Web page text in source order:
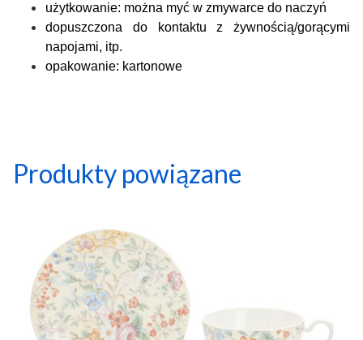
użytkowanie: można myć w zmywarce do naczyń
dopuszczona do kontaktu z żywnością/gorącymi
napojami, itp.
opakowanie: kartonowe
Produkty powiązane